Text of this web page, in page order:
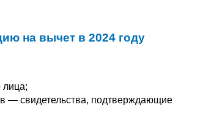
на вычет в 2024 году
лица;
— свидетельства, подтверждающие